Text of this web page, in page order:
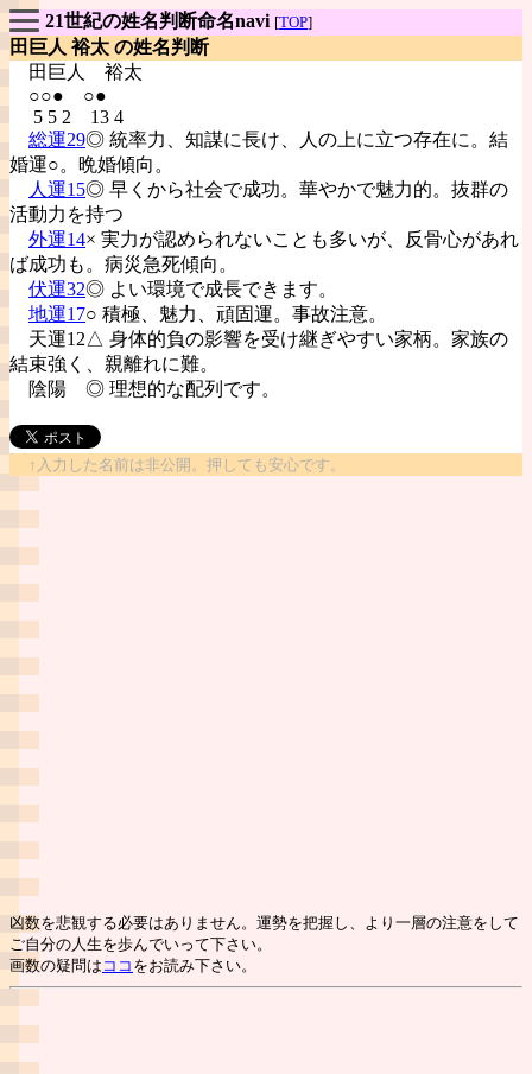
21世紀の姓名判断命名navi [TOP]
田巨人 裕太 の姓名判断
田巨人 裕太
○○● ○●
5 5 2 13 4
総運29◎ 統率力、知謀に長け、人の上に立つ存在に。結
婚運○。晩婚傾向。
人運15◎ 早くから社会で成功。華やかで魅力的。抜群の
活動力を持つ
外運14× 実力が認められないことも多いが、反骨心があれ
ば成功も。病災急死傾向。
伏運32◎ よい環境で成長できます。
地運17○ 積極、魅力、頑固運。事故注意。
天運12△ 身体的負の影響を受け継ぎやすい家柄。家族の
結束強く、親離れに難。
陰陽 ◎ 理想的な配列です。
↑入力した名前は非公開。押しても安心です。
凶数を悲観する必要はありません。運勢を把握し、より一層の注意をして
ご自分の人生を歩んでいって下さい。
画数の疑問は ココ をお読み下さい。